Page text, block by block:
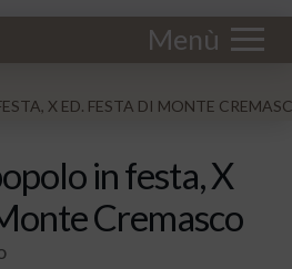
Menù
X ED. FESTA DI MONTE
in festa, X
Cremasco